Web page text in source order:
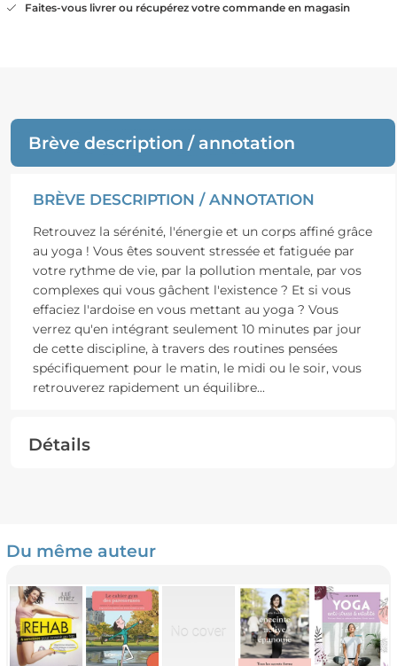
Faites-vous livrer ou récupérez votre commande en magasin
Brève description / annotation
BRÈVE DESCRIPTION / ANNOTATION
Retrouvez la sérénité, l'énergie et un corps affiné grâce
au yoga ! Vous êtes souvent stressée et fatiguée par
votre rythme de vie, par la pollution mentale, par vos
complexes qui vous gâchent l'existence ? Et si vous
effaciez l'ardoise en vous mettant au yoga ? Vous
verrez qu'en intégrant seulement 10 minutes par jour
de cette discipline, à travers des routines pensées
spécifiquement pour le matin, le midi ou le soir, vous
retrouverez rapidement un équilibre...
Détails
Du même auteur